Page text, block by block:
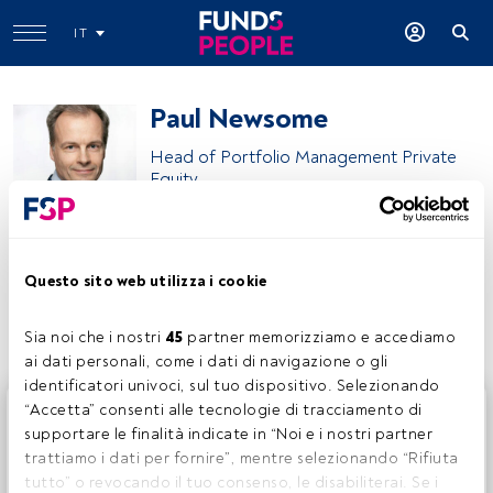
Questo sito web utilizza i cookie
Sia noi che i nostri 45 partner memorizziamo e accediamo
ai dati personali, come i dati di navigazione o gli
identificatori univoci, sul tuo dispositivo. Selezionando
“Accetta” consenti alle tecnologie di tracciamento di
supportare le finalità indicate in “Noi e i nostri partner
trattiamo i dati per fornire”, mentre selezionando “Rifiuta
tutto” o revocando il tuo consenso, le disabiliterai. Se i
IT
Paul Newsome
Head of Portfolio Management Private
Equity
Condividi:
Questo è un articolo riservato agli utenti FundsPeople. Se
sei già registrato, accedi tramite il pulsante Login. Se non
hai ancora un account, ti invitiamo a registrarti per scoprire
tutti i contenuti che FundsPeople ha da offrire.